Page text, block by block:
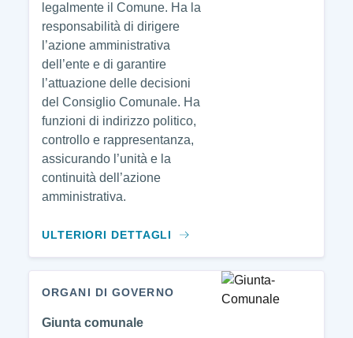
legalmente il Comune. Ha la
responsabilità di dirigere
l’azione amministrativa
dell’ente e di garantire
l’attuazione delle decisioni
del Consiglio Comunale. Ha
funzioni di indirizzo politico,
controllo e rappresentanza,
assicurando l’unità e la
continuità dell’azione
amministrativa.
ULTERIORI DETTAGLI
ORGANI DI GOVERNO
Giunta comunale